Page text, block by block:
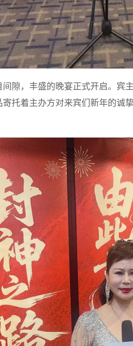
间隙，丰盛的晚宴正式开启。宾
托着主办方对来宾们新年的诚